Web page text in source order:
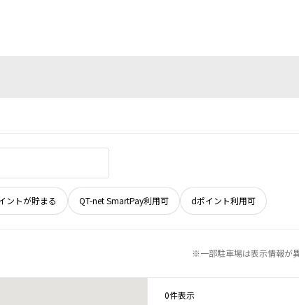
ントが貯まる QT-net SmartPay利用可 dポイント利用可
※一部駐車場は表示情報が
0件表示